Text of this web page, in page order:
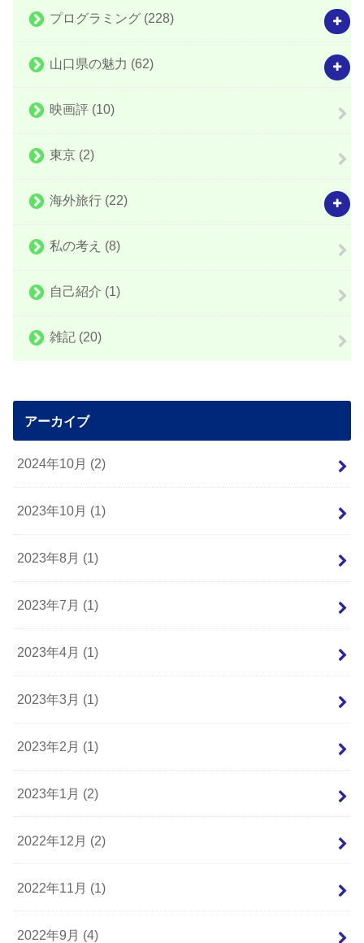
プログラミング (228)
山口県の魅力 (62)
映画評 (10)
東京 (2)
海外旅行 (22)
私の考え (8)
自己紹介 (1)
雑記 (20)
アーカイブ
2024年10月 (2)
2023年10月 (1)
2023年8月 (1)
2023年7月 (1)
2023年4月 (1)
2023年3月 (1)
2023年2月 (1)
2023年1月 (2)
2022年12月 (2)
2022年11月 (1)
2022年9月 (4)